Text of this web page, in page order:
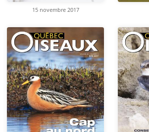
15 novembre 2017